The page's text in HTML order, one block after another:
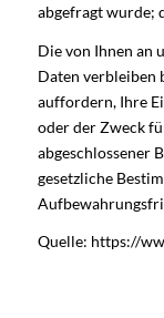
abgefragt wurde;
Die von Ihnen an
Daten verbleiben
auffordern, Ihre
oder der Zweck
abgeschlossener
gesetzliche
Quelle: https://